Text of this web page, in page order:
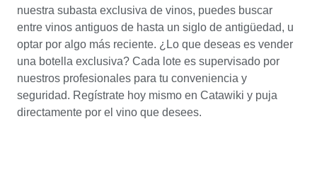
nuestra subasta exclusiva de vinos, puedes buscar
entre vinos antiguos de hasta un siglo de antigüedad, u
optar por algo más reciente. ¿Lo que deseas es vender
una botella exclusiva? Cada lote es supervisado por
nuestros profesionales para tu conveniencia y
seguridad. Regístrate hoy mismo en Catawiki y puja
directamente por el vino que desees.